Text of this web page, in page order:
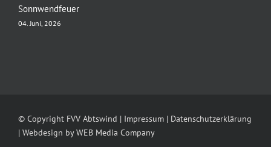
Sonnwendfeuer
04. Juni, 2026
© Copyright FVV Abtswind | Impressum| Datenschutzerklärung
| Webdesign byWEB Media Company